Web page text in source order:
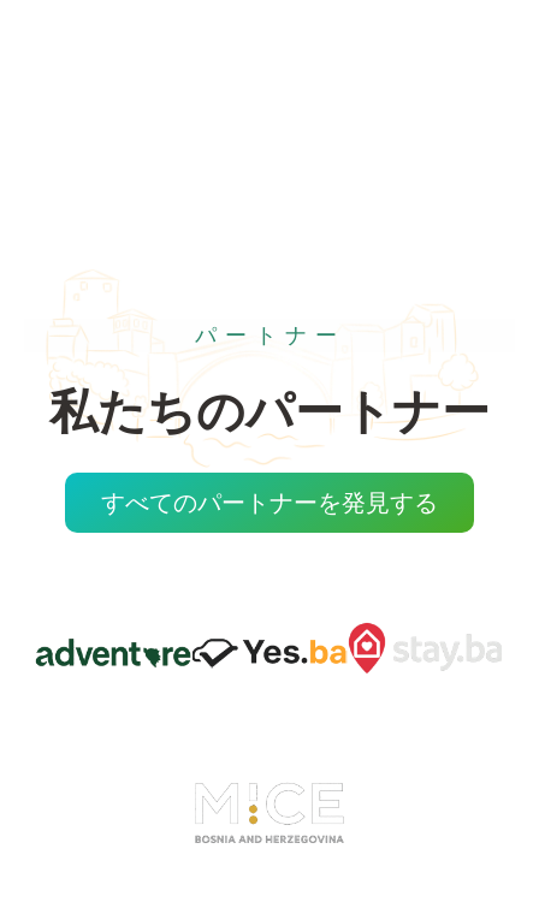
パートナー
私たちのパートナー
すべてのパートナーを発見する